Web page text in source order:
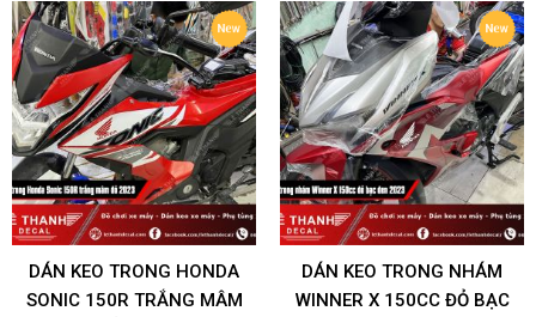
DÁN KEO TRONG HONDA
SONIC 150R TRẮNG MÂM
DÁN KEO TRONG NHÁM
WINNER X 150CC ĐỎ BẠC